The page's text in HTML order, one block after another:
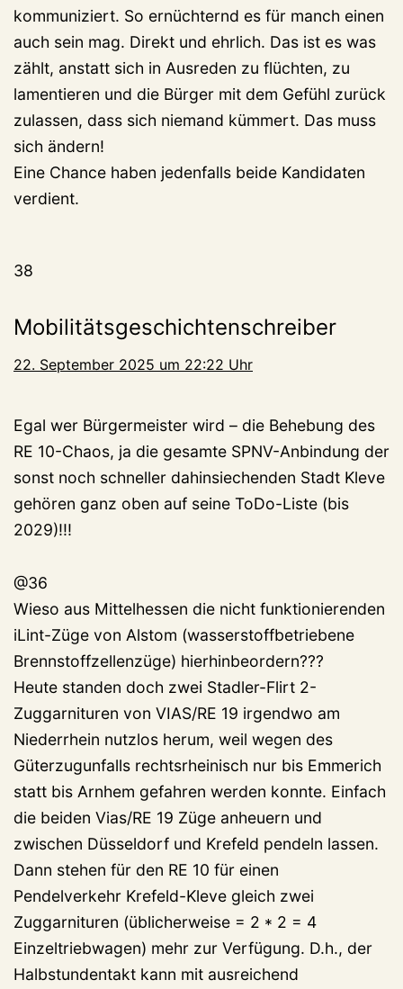
kommuniziert. So ernüchternd es für manch einen
auch sein mag. Direkt und ehrlich. Das ist es was
zählt, anstatt sich in Ausreden zu flüchten, zu
lamentieren und die Bürger mit dem Gefühl zurück
zulassen, dass sich niemand kümmert. Das muss
sich ändern!
Eine Chance haben jedenfalls beide Kandidaten
verdient.
38
Mobilitätsgeschichtenschreiber
22. September 2025 um 22:22 Uhr
Egal wer Bürgermeister wird – die Behebung des
RE 10-Chaos, ja die gesamte SPNV-Anbindung der
sonst noch schneller dahinsiechenden Stadt Kleve
gehören ganz oben auf seine ToDo-Liste (bis
2029)!!!
@36
Wieso aus Mittelhessen die nicht funktionierenden
iLint-Züge von Alstom (wasserstoffbetriebene
Brennstoffzellenzüge) hierhinbeordern???
Heute standen doch zwei Stadler-Flirt 2-
Zuggarnituren von VIAS/RE 19 irgendwo am
Niederrhein nutzlos herum, weil wegen des
Güterzugunfalls rechtsrheinisch nur bis Emmerich
statt bis Arnhem gefahren werden konnte. Einfach
die beiden Vias/RE 19 Züge anheuern und
zwischen Düsseldorf und Krefeld pendeln lassen.
Dann stehen für den RE 10 für einen
Pendelverkehr Krefeld-Kleve gleich zwei
Zuggarnituren (üblicherweise = 2 * 2 = 4
Einzeltriebwagen) mehr zur Verfügung. D.h., der
Halbstundentakt kann mit ausreichend